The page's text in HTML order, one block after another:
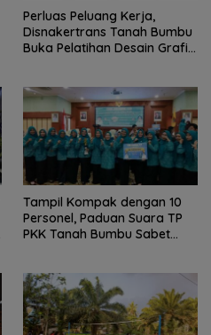
Perluas Peluang Kerja,
Disnakertrans Tanah Bumbu
Buka Pelatihan Desain Grafis
Tampil Kompak dengan 10
Personel, Paduan Suara TP
PKK Tanah Bumbu Sabet